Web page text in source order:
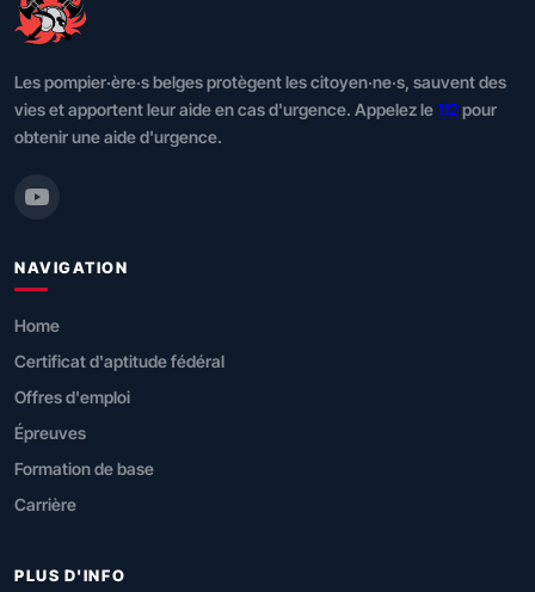
Les pompier·ère·s belges protègent les citoyen·ne·s, sauvent des
vies et apportent leur aide en cas d'urgence. Appelez le112pour
obtenir une aide d'urgence.
NAVIGATION
Home
Certificat d'aptitude fédéral
Offres d'emploi
Épreuves
Formation de base
Carrière
PLUS D'INFO